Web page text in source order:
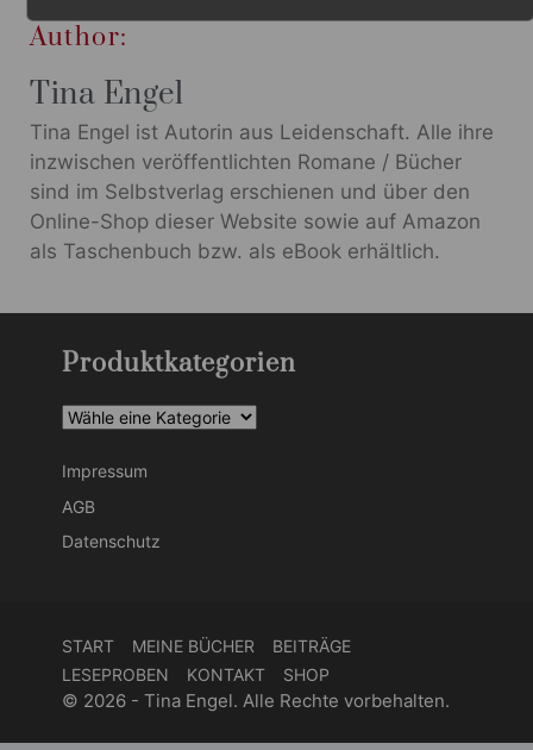
Author:
Tina Engel
Tina Engel ist Autorin aus Leidenschaft. Alle ihre
inzwischen veröffentlichten Romane / Bücher
sind im Selbstverlag erschienen und über den
Online-Shop dieser Website sowie auf Amazon
als Taschenbuch bzw. als eBook erhältlich.
Produktkategorien
Impressum
AGB
Datenschutz
START MEINE BÜCHER
BEITRÄGE
LESEPROBEN
KONTAKT SHOP
© 2026 - Tina Engel. Alle Rechte vorbehalten.